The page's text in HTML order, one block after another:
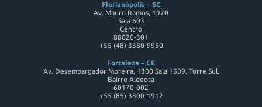
Florianópolis – SC
Av. Mauro Ramos, 1970
Sala 603
Centro
88020-301
+55 (48) 3380-9950
Fortaleza – CE
Av. Desembargador Moreira, 1300 Sala 1509. Torre Sul.
Bairro Aldeota
60170-002
+55 (85) 3300-1912